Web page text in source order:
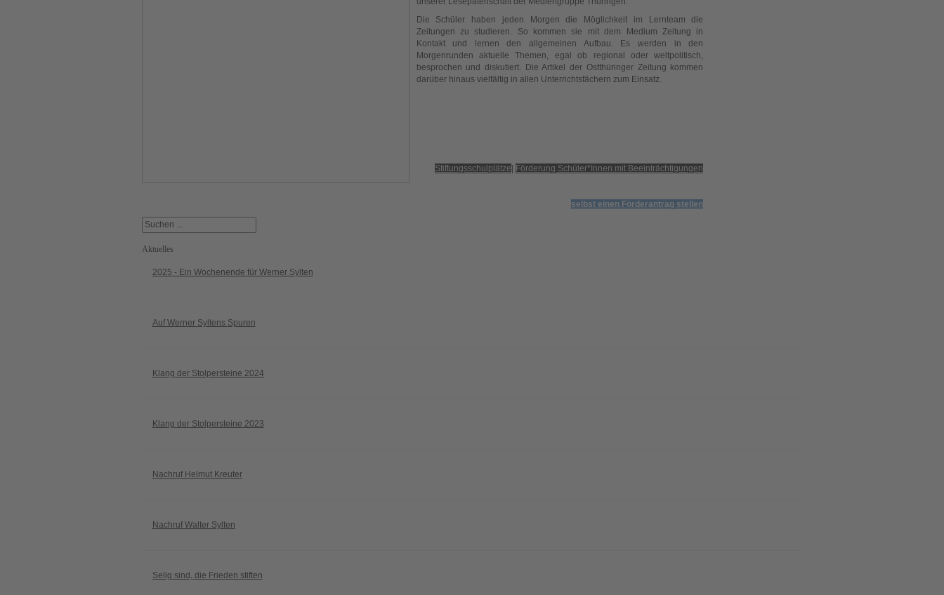
Die Schüler haben jeden Morgen die Möglichkeit im Lernteam die
Zeitungen zu studieren. So kommen sie mit dem Medium Zeitung in
Kontakt und lernen den allgemeinen Aufbau. Es werden in den
Morgenrunden aktuelle Themen, egal ob regional oder weltpolitisch,
besprochen und diskutiert. Die Artikel der Ostthüringer Zeitung kommen
darüber hinaus vielfältig in allen Unterrichtsfächern zum Einsatz.
Stiftungsschulplätze Förderung Schüler*Innen mit Beeinträchtigungen
selbst einen Förderantrag stellen
Aktuelles
2025 - Ein Wochenende für Werner Sylten
Auf Werner Syltens Spuren
Klang der Stolpersteine 2024
Klang der Stolpersteine 2023
Nachruf Helmut Kreuter
Nachruf Walter Sylten
Selig sind, die Frieden stiften